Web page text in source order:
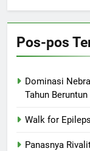
Pos-pos
Dominasi
Tahun Beruntun
Walk for
Panasnya